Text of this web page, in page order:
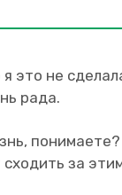
это не
рада.
понимаете?
за